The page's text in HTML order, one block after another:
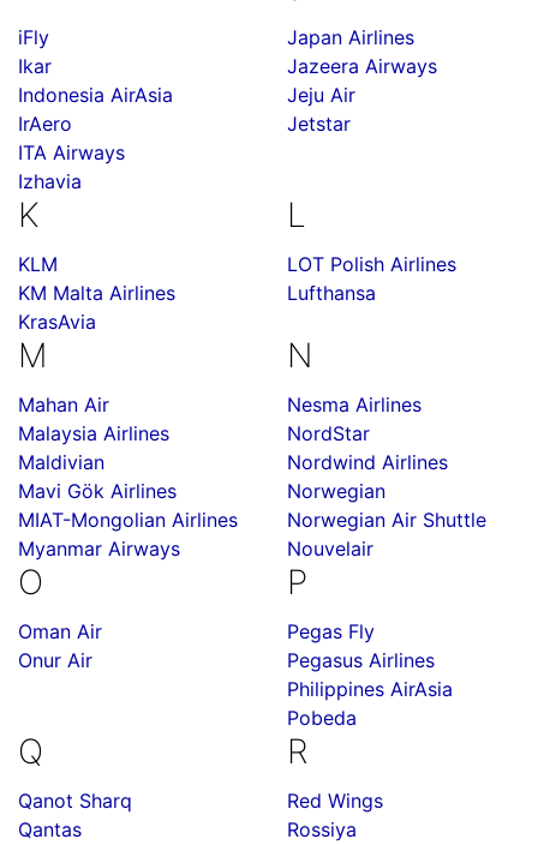
iFly
Ikar
Indonesia AirAsia
IrAero
ITA Airways
Izhavia
Japan Airlines
Jazeera Airways
Jeju Air
Jetstar
K
KLM
KM Malta Airlines
KrasAvia
L
LOT Polish Airlines
Lufthansa
M
Mahan Air
Malaysia Airlines
Maldivian
Mavi Gök Airlines
MIAT-Mongolian Airlines
Myanmar Airways
N
Nesma Airlines
NordStar
Nordwind Airlines
Norwegian
Norwegian Air Shuttle
Nouvelair
O
Oman Air
Onur Air
P
Pegas Fly
Pegasus Airlines
Philippines AirAsia
Pobeda
Q
Qanot Sharq
Qantas
R
Red Wings
Rossiya